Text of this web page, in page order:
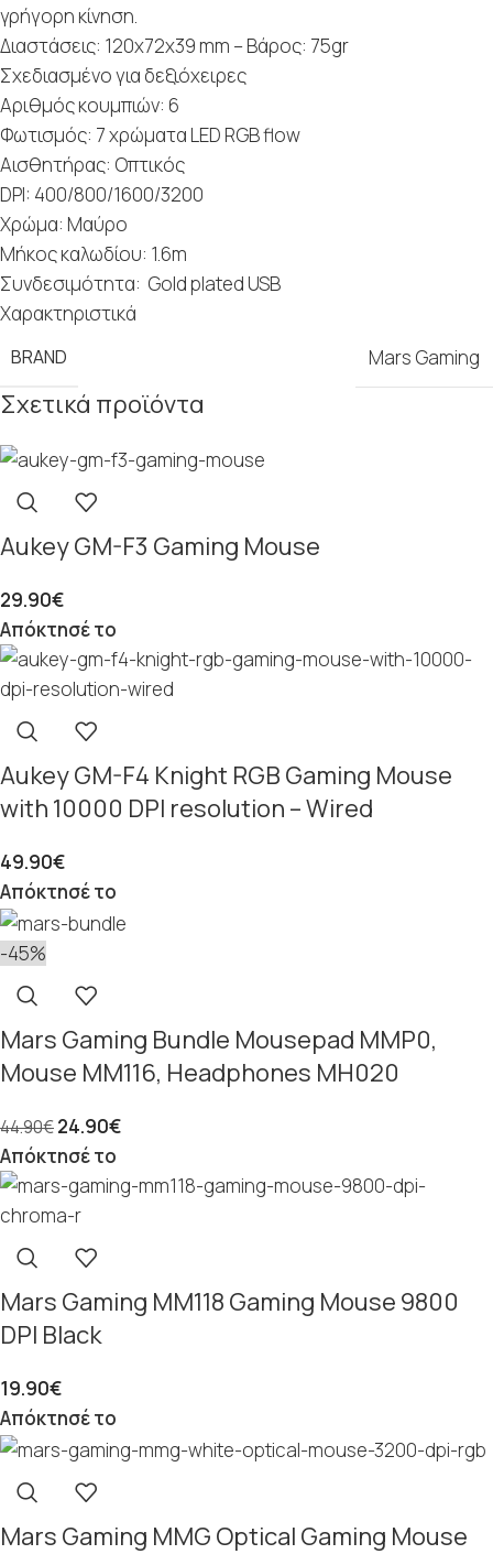
γρήγορη κίνηση.
Διαστάσεις: 120x72x39 mm – Βάρος: 75gr
Σχεδιασμένο για δεξιόχειρες
Αριθμός κουμπιών: 6
Φωτισμός: 7 χρώματα LED RGB flow
Aισθητήρας: Οπτικός
DPI: 400/800/1600/3200
Χρώμα: Μαύρο
Μήκος καλωδίου: 1.6m
Συνδεσιμότητα: Gold plated USB
Χαρακτηριστικά
BRAND Mars Gaming
Σχετικά προϊόντα
Aukey GM-F3 Gaming Mouse
29.90€
Απόκτησέ το
Aukey GM-F4 Knight RGB Gaming Mouse
with 10000 DPI resolution – Wired
49.90€
Απόκτησέ το
-45%
Mars Gaming Bundle Mousepad MMP0,
Mouse MM116, Headphones MH020
44.90€24.90€
Απόκτησέ το
Mars Gaming MM118 Gaming Mouse 9800
DPI Black
19.90€
Απόκτησέ το
Mars Gaming MMG Optical Gaming Mouse